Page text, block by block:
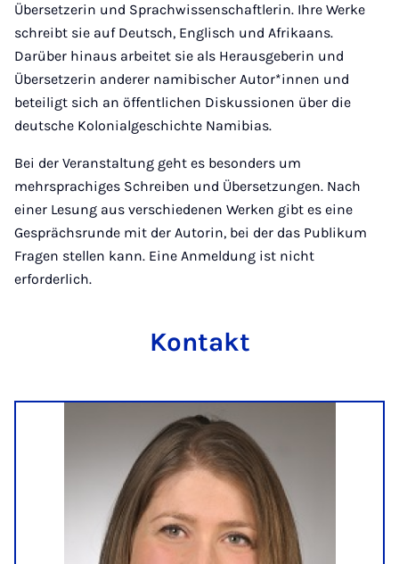
Übersetzerin und Sprachwissenschaftlerin. Ihre Werke
schreibt sie auf Deutsch, Englisch und Afrikaans.
Darüber hinaus arbeitet sie als Herausgeberin und
Übersetzerin anderer namibischer Autor*innen und
beteiligt sich an öffentlichen Diskussionen über die
deutsche Kolonialgeschichte Namibias.
Bei der Veranstaltung geht es besonders um
mehrsprachiges Schreiben und Übersetzungen. Nach
einer Lesung aus verschiedenen Werken gibt es eine
Gesprächsrunde mit der Autorin, bei der das Publikum
Fragen stellen kann. Eine Anmeldung ist nicht
erforderlich.
Kontakt